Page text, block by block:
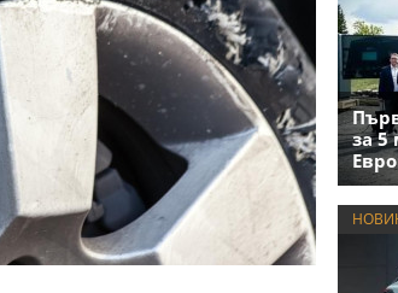
за 5